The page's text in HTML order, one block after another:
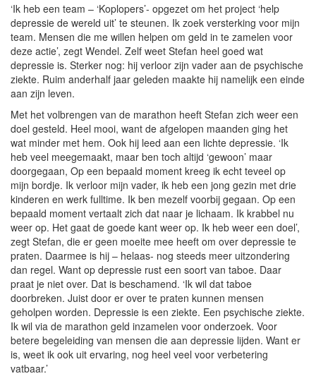
‘Ik heb een team – ‘Koplopers’- opgezet om het project ‘help
depressie de wereld uit’ te steunen. Ik zoek versterking voor mijn
team. Mensen die me willen helpen om geld in te zamelen voor
deze actie’, zegt Wendel. Zelf weet Stefan heel goed wat
depressie is. Sterker nog: hij verloor zijn vader aan de psychische
ziekte. Ruim anderhalf jaar geleden maakte hij namelijk een einde
aan zijn leven.
Met het volbrengen van de marathon heeft Stefan zich weer een
doel gesteld. Heel mooi, want de afgelopen maanden ging het
wat minder met hem. Ook hij leed aan een lichte depressie. ‘Ik
heb veel meegemaakt, maar ben toch altijd ‘gewoon’ maar
doorgegaan, Op een bepaald moment kreeg ik echt teveel op
mijn bordje. Ik verloor mijn vader, ik heb een jong gezin met drie
kinderen en werk fulltime. Ik ben mezelf voorbij gegaan. Op een
bepaald moment vertaalt zich dat naar je lichaam. Ik krabbel nu
weer op. Het gaat de goede kant weer op. Ik heb weer een doel’,
zegt Stefan, die er geen moeite mee heeft om over depressie te
praten. Daarmee is hij – helaas- nog steeds meer uitzondering
dan regel. Want op depressie rust een soort van taboe. Daar
praat je niet over. Dat is beschamend. ‘Ik wil dat taboe
doorbreken. Juist door er over te praten kunnen mensen
geholpen worden. Depressie is een ziekte. Een psychische ziekte.
Ik wil via de marathon geld inzamelen voor onderzoek. Voor
betere begeleiding van mensen die aan depressie lijden. Want er
is, weet ik ook uit ervaring, nog heel veel voor verbetering
vatbaar.’